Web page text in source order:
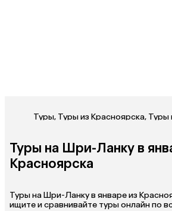
Туры, Туры из Красноярска, Туры на
Туры на Шри-Ланку в
Красноярска
Туры на Шри-Ланку в январе из
ищите и сравнивайте туры онлайн по